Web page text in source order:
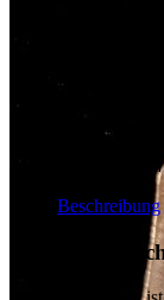
Height:
Beschreibung
Den Tag